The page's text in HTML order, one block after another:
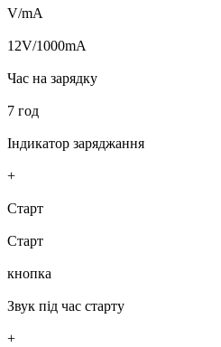
V/mA
12V/1000mA
Час на зарядку
7 год
Індикатор заряджання
+
Старт
Старт
кнопка
Звук під час старту
+